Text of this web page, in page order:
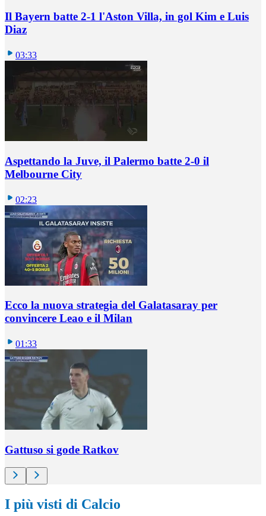
Il Bayern batte 2-1 l'Aston Villa, in gol Kim e Luis
Diaz
03:33
Aspettando la Juve, il Palermo batte 2-0 il
Melbourne City
02:23
Ecco la nuova strategia del Galatasaray per
convincere Leao e il Milan
01:33
Gattuso si gode Ratkov
I più visti di Calcio